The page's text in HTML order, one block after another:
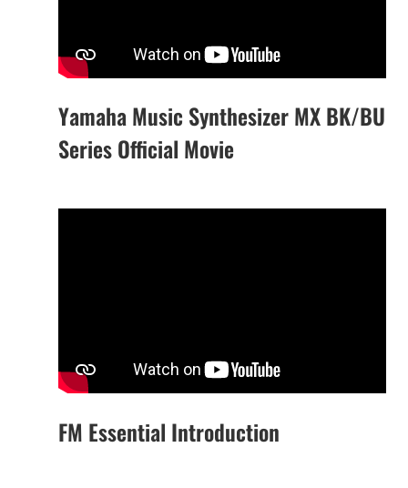
Yamaha Music Synthesizer MX BK/BU
Series Official Movie
FM Essential Introduction